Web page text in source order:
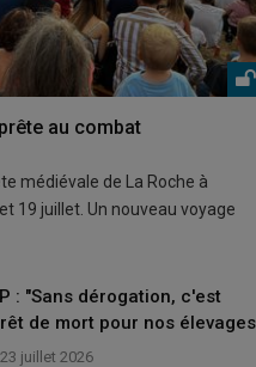
au combat
médiévale de La Roche à
19 juillet. Un nouveau voyage
: "Sans dérogation, c'est
de mort pour nos
23 juillet 2026